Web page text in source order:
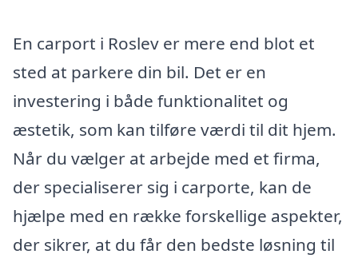
En carport i Roslev er mere end blot et
sted at parkere din bil. Det er en
investering i både funktionalitet og
æstetik, som kan tilføre værdi til dit hjem.
Når du vælger at arbejde med et firma,
der specialiserer sig i carporte, kan de
hjælpe med en række forskellige aspekter,
der sikrer, at du får den bedste løsning til